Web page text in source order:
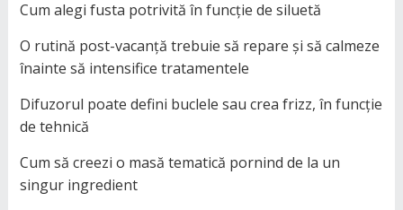
Cum alegi fusta potrivită în funcție de siluetă
O rutină post-vacanță trebuie să repare și să calmeze
înainte să intensifice tratamentele
Difuzorul poate defini buclele sau crea frizz, în funcție
de tehnică
Cum să creezi o masă tematică pornind de la un
singur ingredient